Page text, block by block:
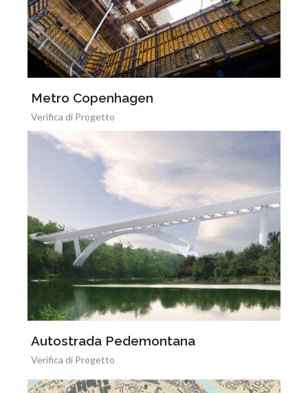
Metro Copenhagen
Verifica di Progetto
Autostrada Pedemontana
Verifica di Progetto